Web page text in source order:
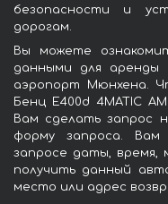
безопасности и
дорогам.
Вы можете
данными для аренды
аэропорт Мюнхена.
Бенц E400d 4MATIC
Вам сделать запрос
форму запроса.
запросе даты, время,
получить данный
место или адрес